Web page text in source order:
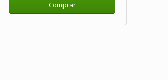
Comprar